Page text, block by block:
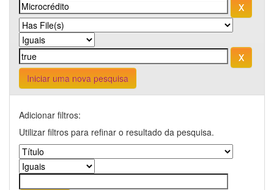
Iniciar uma nova pesquisa
Adicionar filtros:
Utilizar filtros para refinar o resultado da pesquisa.